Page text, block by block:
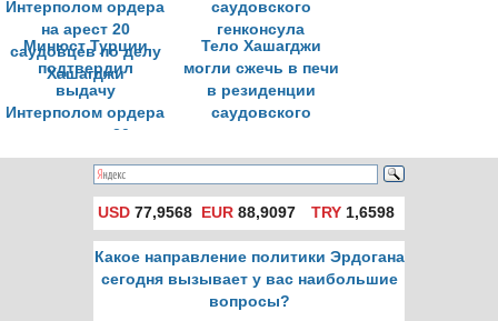
Минюст Турции
подтвердил
выдачу
Интерполом ордера
на арест 20
саудовцев по делу
Хашагджи
Тело Хашагджи
могли сжечь в печи
в резиденции
саудовского
USD 77,9568 EUR 88,9097 TRY1,6598
Какое направление политики Эрдогана
сегодня вызывает у вас наибольшие
вопросы?